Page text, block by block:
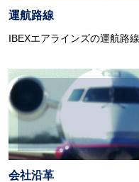
運航路線
IBEXエアラインズの運航路
会社沿革